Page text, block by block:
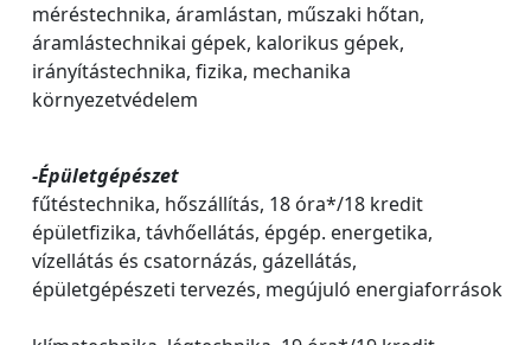
méréstechnika, áramlástan, műszaki hőtan,
áramlástechnikai gépek, kalorikus gépek,
irányítástechnika, fizika, mechanika
környezetvédelem
-Épületgépészet
fűtéstechnika, hőszállítás, 18 óra*/18 kredit
épületfizika, távhőellátás, épgép. energetika,
vízellátás és csatornázás, gázellátás,
épületgépészeti tervezés, megújuló energiaforrások